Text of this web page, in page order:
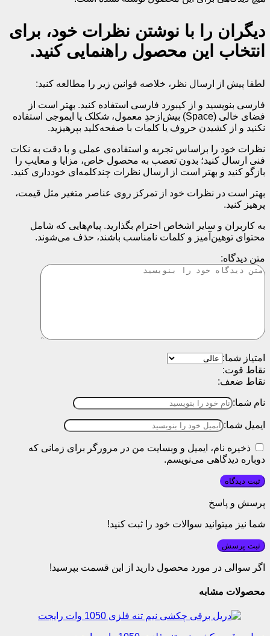
دیگران را با نوشتن نظرات خود، برای
انتخاب این محصول راهنمایی کنید.
لطفا پیش از ارسال نظر، خلاصه قوانین زیر را مطالعه کنید:
فارسی بنویسید و از کیبورد فارسی استفاده کنید. بهتر است از
فضای خالی (Space) بیش‌از‌حدِ معمول، شکلک یا ایموجی استفاده
نکنید و از کشیدن حروف یا کلمات با صفحه‌کلید بپرهیزید.
نظرات خود را براساس تجربه و استفاده‌ی عملی و با دقت به نکات
فنی ارسال کنید؛ بدون تعصب به محصول خاص، مزایا و معایب را
بازگو کنید و بهتر است از ارسال نظرات چندکلمه‌‌ای خودداری کنید.
بهتر است در نظرات خود از تمرکز روی عناصر متغیر مثل قیمت،
پرهیز کنید.
به کاربران و سایر اشخاص احترام بگذارید. پیام‌هایی که شامل
محتوای توهین‌آمیز و کلمات نامناسب باشند، حذف می‌شوند.
متن دیدگاه:
امتیاز شما:
نقاط قوت:
نقاط ضعف:
نام شما:
ایمیل شما:
ذخیره نام، ایمیل و وبسایت من در مرورگر برای زمانی که
دوباره دیدگاهی می‌نویسم.
پرسش و پاسخ
شما نیز میتوانید سوالات خود را ثبت کنید!
ثبت پرسش
اگر سوالی در مورد محصول دارید از این قسمت بپرسید!
محصولات مشابه